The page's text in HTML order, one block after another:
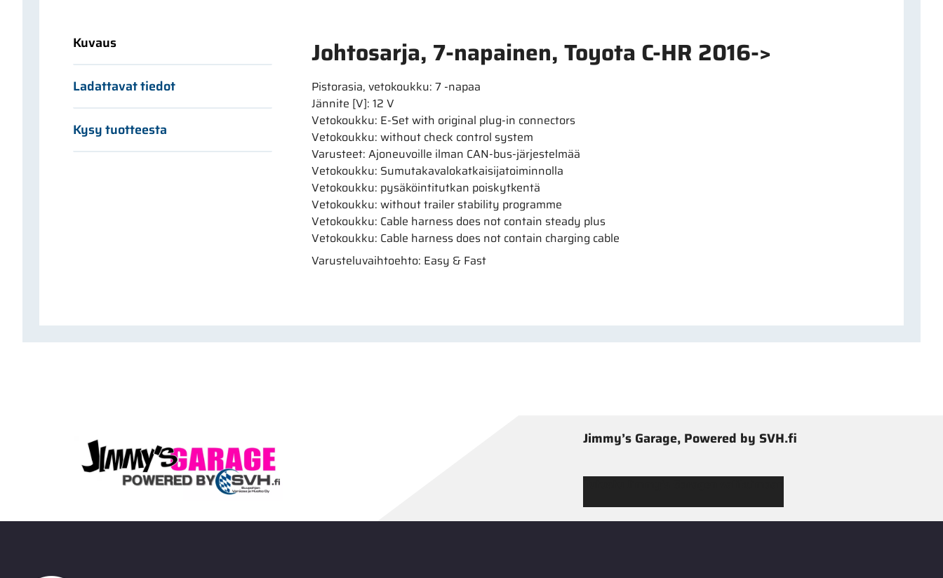
Kuvaus
Ladattavat tiedot
Kysy tuotteesta
Johtosarja, 7-napainen, Toyota C-HR 2016->
Pistorasia, vetokoukku: 7 -napaa
Jännite [V]: 12 V
Vetokoukku: E-Set with original plug-in connectors
Vetokoukku: without check control system
Varusteet: Ajoneuvoille ilman CAN-bus-järjestelmää
Vetokoukku: Sumutakavalokatkaisijatoiminnolla
Vetokoukku: pysäköintitutkan poiskytkentä
Vetokoukku: without trailer stability programme
Vetokoukku: Cable harness does not contain steady plus
Vetokoukku: Cable harness does not contain charging cable
Varusteluvaihtoehto: Easy & Fast
Jimmy’s Garage, Powered by SVH.fi